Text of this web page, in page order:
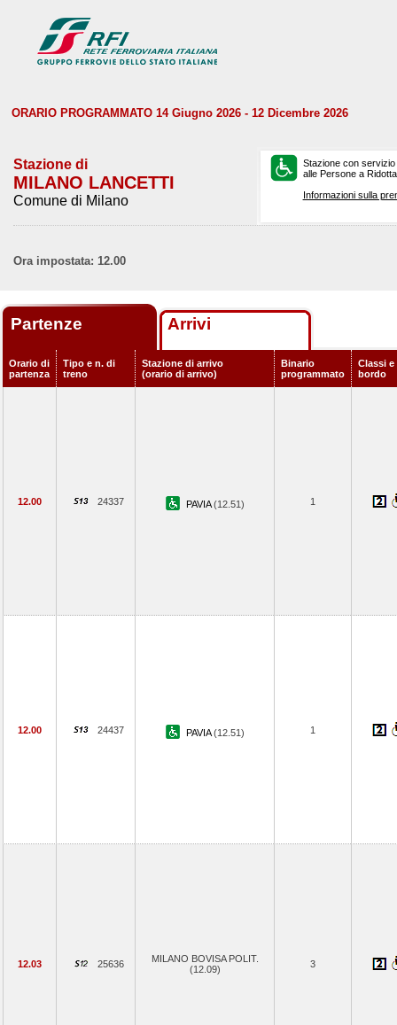
ORARIO PROGRAMMATO 14 Giugno 2026 - 12 Dicembre 2026
Stazione di
MILANO LANCETTI
Comune di Milano
Stazione con
alle Persone a
Informazioni sulla
Ora impostata: 12.00
Partenze Arrivi
Orario di
partenza
Tipo e n. di
treno
Stazione di arrivo
(orario di arrivo)
Binario
programmato
Classi e
bordo
12.00 24337 PAVIA(12.51) 1
12.00 24437 PAVIA(12.51) 1
12.03 25636
MILANO BOVISA POLIT.
(12.09)
3